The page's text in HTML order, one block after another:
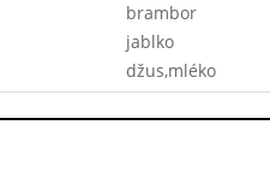
brambor
jablko
džus,mléko